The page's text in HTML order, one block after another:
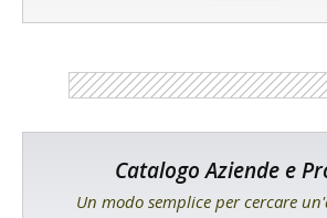
Catalogo Aziende e
Un modo semplice per cercare